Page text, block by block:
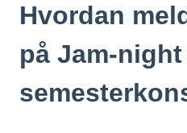
Hvordan
på Jam-